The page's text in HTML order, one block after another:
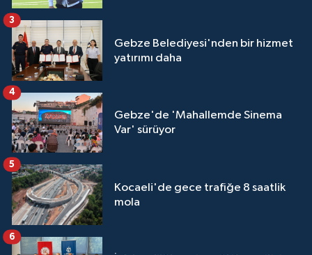
Gebze Belediyesi'nden bir hizmet
yatırımı daha
3
Gebze'de 'Mahallemde Sinema
Var' sürüyor
4
Kocaeli'de gece trafiğe 8 saatlik
mola
5
6